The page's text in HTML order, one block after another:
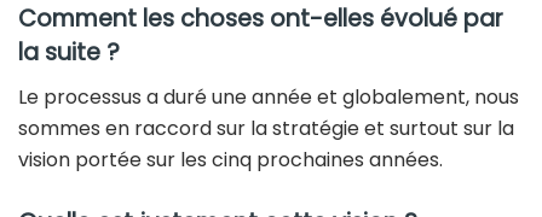
Comment les choses ont-elles évolué par
la suite ?
Le processus a duré une année et globalement, nous
sommes en raccord sur la stratégie et surtout sur la
vision portée sur les cinq prochaines années.